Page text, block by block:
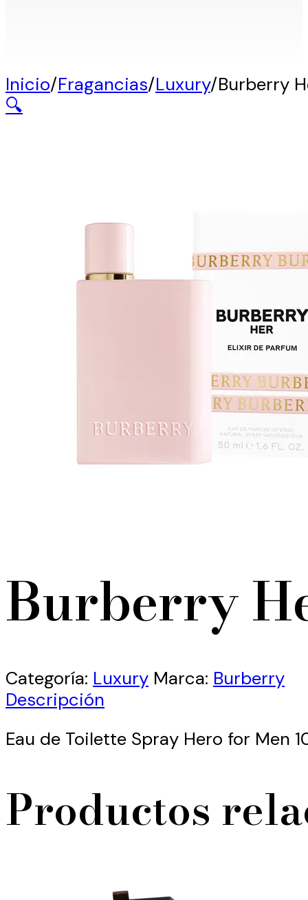
Inicio/Fragancias/Luxury/Burberry
🔍
Burberry
Categoría: Luxury Marca: Burberry
Descripción
Eau de Toilette Spray Hero for Men
Productos